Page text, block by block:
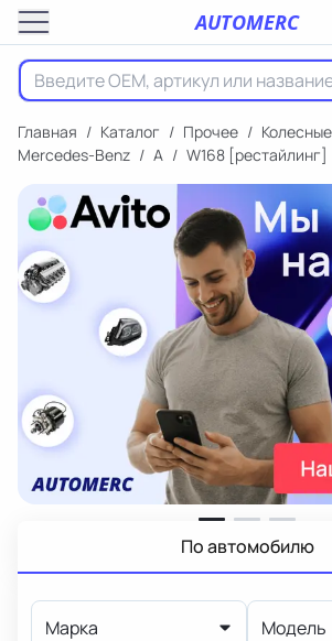
AUTOMERC
Главная / Каталог / Прочее /
Mercedes-Benz / A / W168 [рестайлинг]
По автомобилю
Марка Модель